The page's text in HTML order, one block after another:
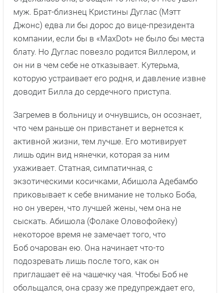
муж. Брат-близнец Кристины Дуглас (Мэтт
Джонс) едва ли бы дорос до вице-президента
компании, если бы в «MaxDot» не было бы места
блату. Но Дуглас повезло родится Виллером, и
он ни в чем себе не отказывает. Кутерьма,
которую устраивает его родня, и давление извне
доводит Билла до сердечного приступа.
Загремев в больницу и очнувшись, он осознает,
что чем раньше он привстанет и вернется к
активной жизни, тем лучше. Его мотивирует
лишь один вид нянечки, которая за ним
ухаживает. Статная, симпатичная, с
экзотическими косичками, Абишола Адебамбо
приковывает к себе внимание не только Боба,
но он уверен, что лучшей жены, чем она не
сыскать. Абишола (Фолаке Оловофойеку)
некоторое время не замечает того, что
Боб очарован ею. Она начинает что-то
подозревать лишь после того, как он
приглашает её на чашечку чая. Чтобы Боб не
обольщался, она сразу же предупреждает его,